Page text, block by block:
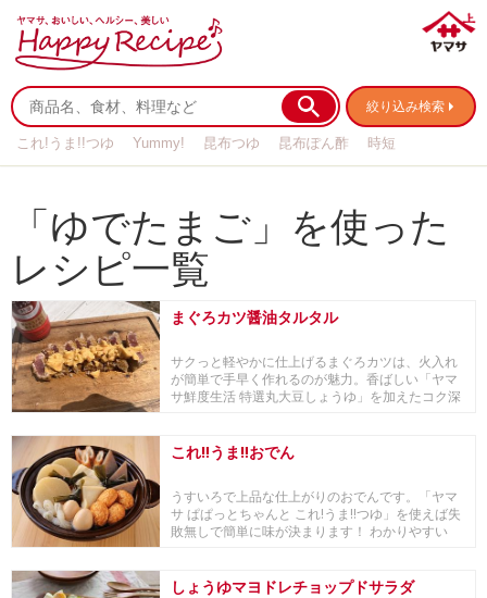
絞り込み検索
これ!うま!!つゆ Yummy! 昆布つゆ 昆布ぽん酢
時短
「ゆでたまご」を使った
レシピ一覧
まぐろカツ醤油タルタル
サクっと軽やかに仕上げるまぐろカツは、火入れ
が簡単で手早く作れるのが魅力。香ばしい「ヤマ
サ鮮度生活 特選丸大豆しょうゆ」を加えたコク深
これ‼うま‼おでん
うすいろで上品な仕上がりのおでんです。「ヤマ
サ ぱぱっとちゃんと これ!うま!!つゆ」を使えば失
敗無しで簡単に味が決まります！ わかりやすい
しょうゆマヨドレチョップドサラダ